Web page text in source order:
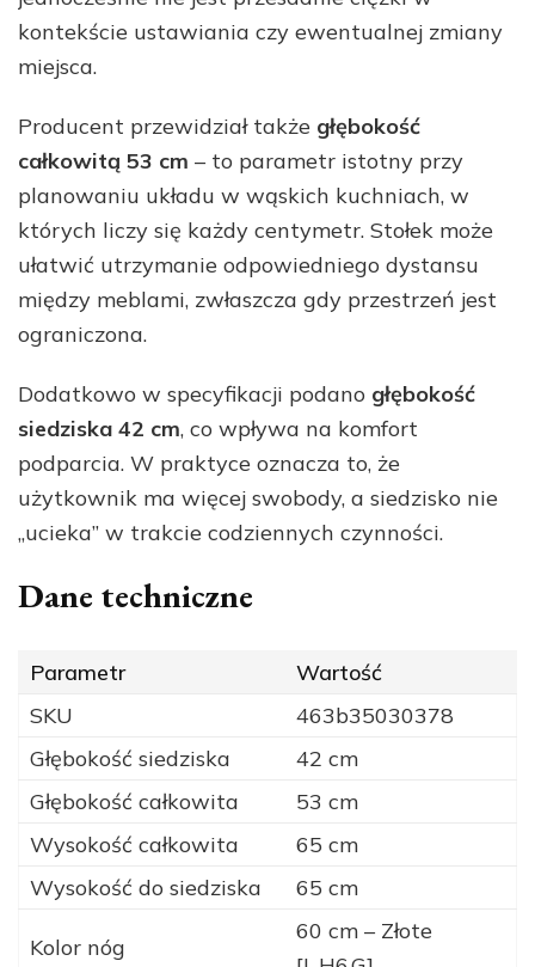
kontekście ustawiania czy ewentualnej zmiany
miejsca.
Producent przewidział także głębokość
całkowitą 53 cm – to parametr istotny przy
planowaniu układu w wąskich kuchniach, w
których liczy się każdy centymetr. Stołek może
ułatwić utrzymanie odpowiedniego dystansu
między meblami, zwłaszcza gdy przestrzeń jest
ograniczona.
Dodatkowo w specyfikacji podano głębokość
siedziska 42 cm, co wpływa na komfort
podparcia. W praktyce oznacza to, że
użytkownik ma więcej swobody, a siedzisko nie
„ucieka” w trakcie codziennych czynności.
Dane techniczne
Parametr
Wartość
SKU
463b35030378
Głębokość siedziska
42 cm
Głębokość całkowita
53 cm
Wysokość całkowita
65 cm
Wysokość do siedziska
65 cm
Kolor nóg
60 cm – Złote